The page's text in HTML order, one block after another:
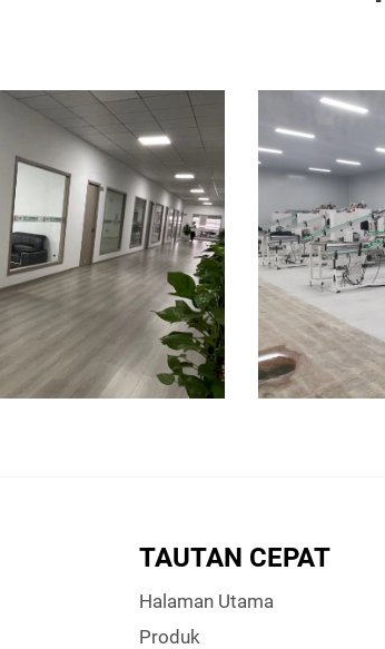
TAUTAN CEPAT
Halaman Utama
Produk